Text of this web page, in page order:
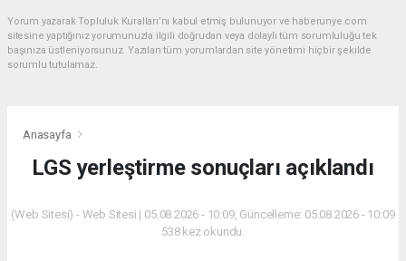
Yorum yazarak Topluluk Kuralları’nı kabul etmiş bulunuyor ve haberunye.com
sitesine yaptığınız yorumunuzla ilgili doğrudan veya dolaylı tüm sorumluluğu tek
başınıza üstleniyorsunuz. Yazılan tüm yorumlardan site yönetimi hiçbir şekilde
sorumlu tutulamaz.
Anasayfa
LGS yerleştirme sonuçları açıklandı
(Web Sitesi) - Web Sitesi | 05.08.2026 - 10:09, Güncelleme: 05.08.2026 - 10:09
538 kez okundu.